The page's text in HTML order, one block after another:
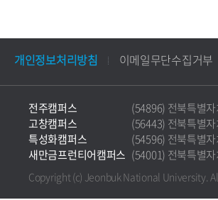
개인정보처리방침 이메일무단수집거부
전주캠퍼스
(54896) 전북특별
고창캠퍼스
(56443) 전북특별
특성화캠퍼스
(54596) 전북특별
새만금프런티어캠퍼스 (54001) 전북특별
Copyright (c) Jeonbuk National University.